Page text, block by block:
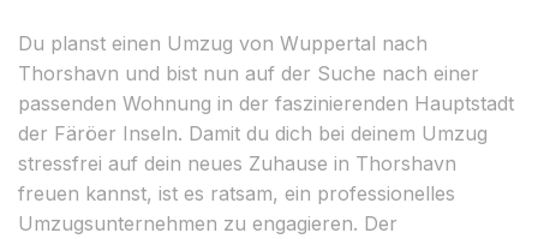
Du planst einen Umzug von Wuppertal nach
Thorshavn und bist nun auf der Suche nach einer
passenden Wohnung in der faszinierenden Hauptstadt
der Färöer Inseln. Damit du dich bei deinem Umzug
stressfrei auf dein neues Zuhause in Thorshavn
freuen kannst, ist es ratsam, ein professionelles
Umzugsunternehmen zu engagieren. Der